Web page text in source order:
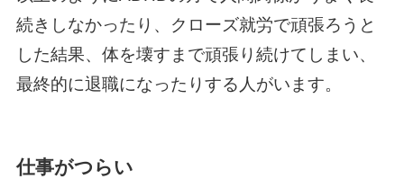
続きしなかったり、クローズ就労で頑張ろうと
した結果、体を壊すまで頑張り続けてしまい、
最終的に退職になったりする人がいます。
仕事がつらい